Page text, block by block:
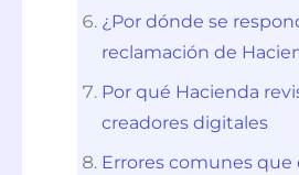
¿Por dónde se
reclamación de
Por qué Hacienda
creadores digitales
Errores comunes que